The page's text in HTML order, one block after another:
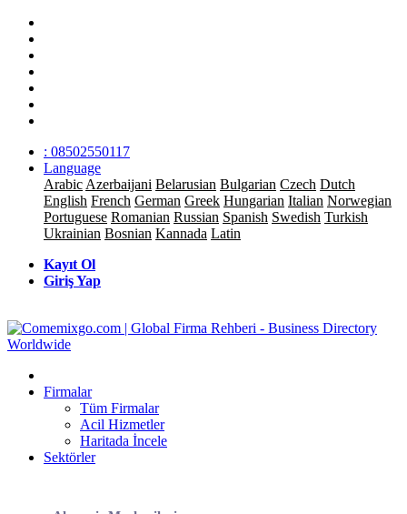
: 08502550117
Language
Arabic Azerbaijani Belarusian Bulgarian Czech Dutch
English French German Greek Hungarian Italian Norwegian
Portuguese Romanian Russian Spanish Swedish Turkish
Ukrainian Bosnian Kannada Latin
Kayıt Ol
Giriş Yap
Firmalar
Tüm Firmalar
Acil Hizmetler
Haritada İncele
Sektörler